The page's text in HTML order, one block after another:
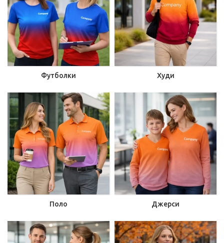
Футболки Худи
Поло Джерси